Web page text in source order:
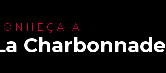
A
Charbonnade